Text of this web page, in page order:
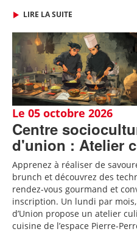
LIRE LA SUITE
Le 05 octobre 2026
Centre
d'union : Atelier
Apprenez à réaliser de
brunch et découvrez des
rendez-vous gourmand et
inscription. Un lundi par
d’Union propose un atelier
cuisine de l’espace Pierre-